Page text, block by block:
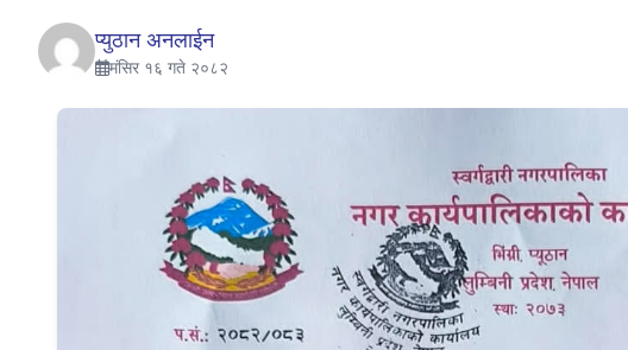
प्युठान अनलाईन
मंसिर १६ गते २०८२